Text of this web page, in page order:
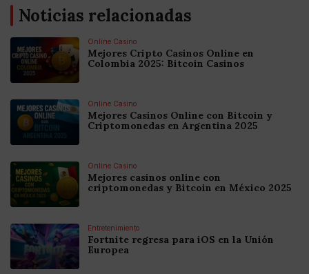
Noticias relacionadas
Online Casino
Mejores Cripto Casinos Online en
Colombia 2025: Bitcoin Casinos
Online Casino
Mejores Casinos Online con Bitcoin y
Criptomonedas en Argentina 2025
Online Casino
Mejores casinos online con
criptomonedas y Bitcoin en México 2025
Entretenimiento
Fortnite regresa para iOS en la Unión
Europea